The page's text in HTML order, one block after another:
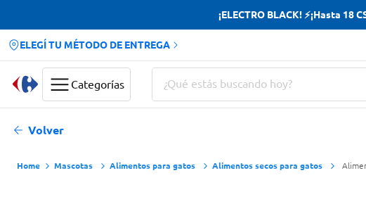
¡ELECTRO BLACK! ⚡¡Hasta 18
ELEGÍ TU MÉTODO DE ENTREGA
Categorías
¿Qué estás buscando hoy?
Volver
Mascotas Alimentos para gatos Alimentos secos para gatos
Términos más buscados